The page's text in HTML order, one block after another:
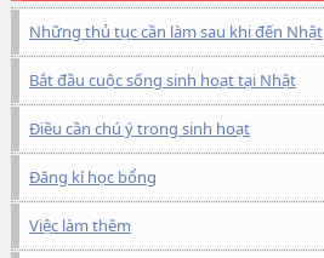
Những thủ tục cần làm sau khi đến Nhật
Bắt đầu cuộc sống sinh hoạt tại Nhật
Điều cần chú ý trong sinh hoạt
Đăng kí học bổng
Việc làm thêm